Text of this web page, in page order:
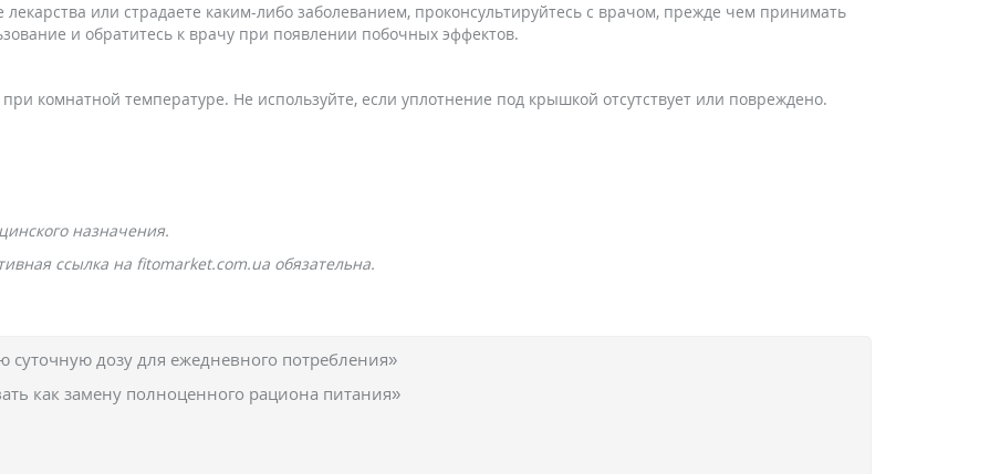
или страдаете каким-либо заболеванием, проконсультируйтесь с врачом, прежде чем принимать
и обратитесь к врачу при появлении побочных эффектов.
комнатной температуре. Не используйте, если уплотнение под крышкой отсутствует или повреждено.
назначения.
ссылка на fitomarket.com.ua обязательна.
дозу для ежедневного потребления»
как замену полноценного рациона питания»